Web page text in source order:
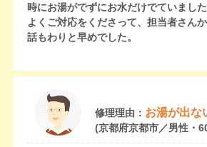
時にお湯がでずにお水だけでていまし
よくご対応をくださって、担当者さん
話もわりと早めでした。
修理理由： お湯が出な
(京都府京都市／男性・